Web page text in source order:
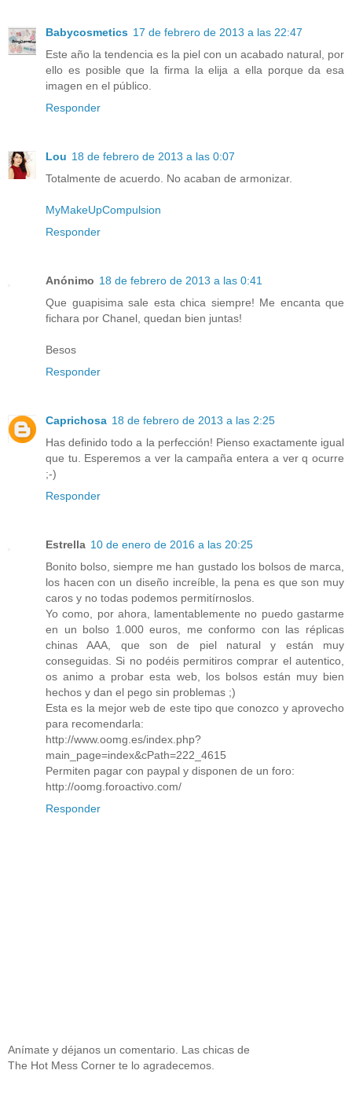
Babycosmetics 17 de febrero de 2013 a las 22:47
Este año la tendencia es la piel con un acabado natural, por
ello es posible que la firma la elija a ella porque da esa
imagen en el público.
Responder
Lou 18 de febrero de 2013 a las 0:07
Totalmente de acuerdo. No acaban de armonizar.
MyMakeUpCompulsion
Responder
Anónimo 18 de febrero de 2013 a las 0:41
Que guapisima sale esta chica siempre! Me encanta que
fichara por Chanel, quedan bien juntas!
Besos
Responder
Caprichosa 18 de febrero de 2013 a las 2:25
Has definido todo a la perfección! Pienso exactamente igual
que tu. Esperemos a ver la campaña entera a ver q ocurre
;-)
Responder
Estrella 10 de enero de 2016 a las 20:25
Bonito bolso, siempre me han gustado los bolsos de marca,
los hacen con un diseño increíble, la pena es que son muy
caros y no todas podemos permitírnoslos.
Yo como, por ahora, lamentablemente no puedo gastarme
en un bolso 1.000 euros, me conformo con las réplicas
chinas AAA, que son de piel natural y están muy
conseguidas. Si no podéis permitiros comprar el autentico,
os animo a probar esta web, los bolsos están muy bien
hechos y dan el pego sin problemas ;)
Esta es la mejor web de este tipo que conozco y aprovecho
para recomendarla:
http://www.oomg.es/index.php?
main_page=index&cPath=222_4615
Permiten pagar con paypal y disponen de un foro:
http://oomg.foroactivo.com/
Responder
Anímate y déjanos un comentario. Las chicas de
The Hot Mess Corner te lo agradecemos.